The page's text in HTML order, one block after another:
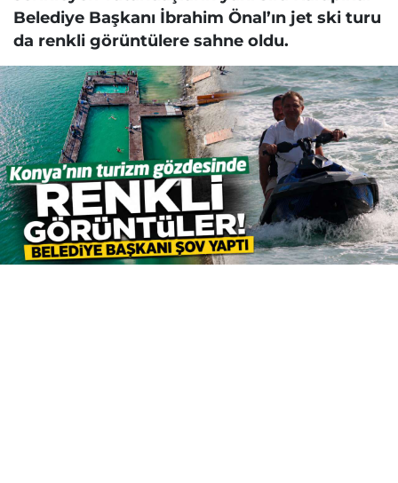
Belediye Başkanı İbrahim Önal’ın jet ski turu
da renkli görüntülere sahne oldu.